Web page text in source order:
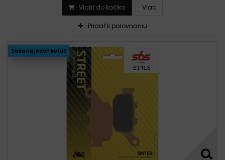
Vložiť do košíka Viac
Pridať k porovnaniu
Sada na jeden kotúč